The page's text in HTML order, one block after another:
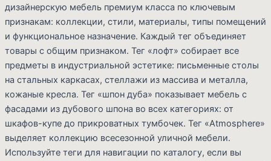
дизайнерскую мебель премиум класса по ключевым
признакам: коллекции, стили, материалы, типы помещений
и функциональное назначение. Каждый тег объединяет
товары с общим признаком. Тег «лофт» собирает все
предметы в индустриальной эстетике: письменные столы
на стальных каркасах, стеллажи из массива и металла,
кожаные кресла. Тег «шпон дуба» показывает мебель с
фасадами из дубового шпона во всех категориях: от
шкафов-купе до прикроватных тумбочек. Тег «Atmosphere»
выделяет коллекцию всесезонной уличной мебели.
Используйте теги для навигации по каталогу, если вы